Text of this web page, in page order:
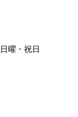
曜・祝日